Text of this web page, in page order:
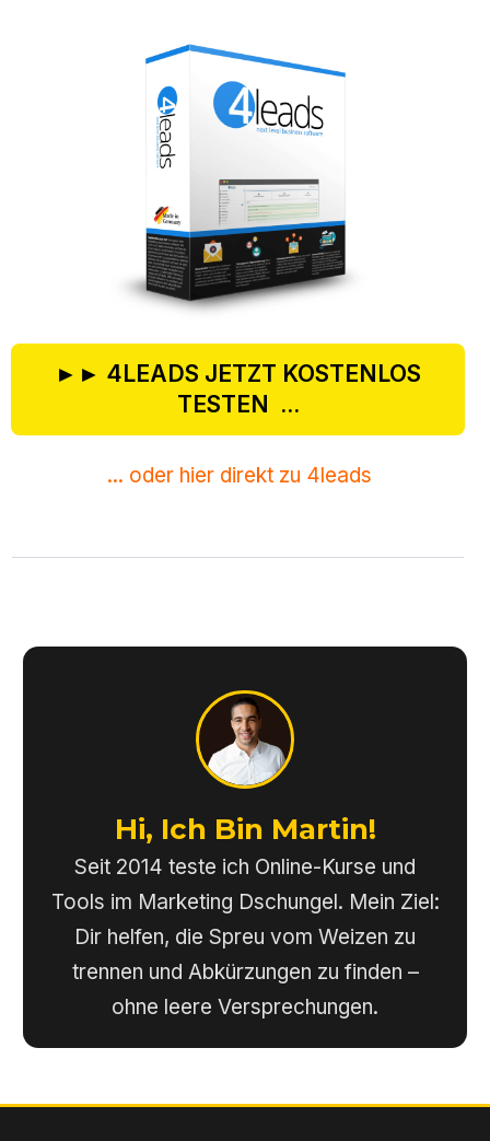
►► 4LEADS JETZT KOSTENLOS
TESTEN ...
... oder hier direkt zu 4leads
Hi, Ich Bin Martin!
Seit 2014 teste ich Online-Kurse und
Tools im Marketing Dschungel. Mein Ziel:
Dir helfen, die Spreu vom Weizen zu
trennen und Abkürzungen zu finden –
ohne leere Versprechungen.